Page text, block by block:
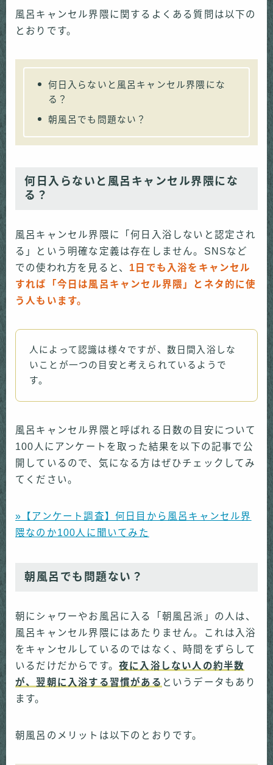
風呂キャンセル界隈に関するよくある質問は以下の
とおりです。
何日入らないと風呂キャンセル界隈にな
る？
朝風呂でも問題ない？
何日入らないと風呂キャンセル界隈にな
る？
風呂キャンセル界隈に「何日入浴しないと認定され
る」という明確な定義は存在しません。SNSなど
での使われ方を見ると、 1日でも入浴をキャンセル
すれば「今日は風呂キャンセル界隈」とネタ的に使
う人もいます。
人によって認識は様々ですが、数日間入浴しな
いことが一つの目安と考えられているようで
す。
風呂キャンセル界隈と呼ばれる日数の目安について
100人にアンケートを取った結果を以下の記事で公
開しているので、気になる方はぜひチェックしてみ
てください。
»【アンケート調査】何日目から風呂キャンセル界
隈なのか100人に聞いてみた
朝風呂でも問題ない？
朝にシャワーやお風呂に入る「朝風呂派」の人は、
風呂キャンセル界隈にはあたりません。これは入浴
をキャンセルしているのではなく、時間をずらして
いるだけだからです。 夜に入浴しない人の約半数
が、翌朝に入浴する習慣がある というデータもあり
ます。
朝風呂のメリットは以下のとおりです。